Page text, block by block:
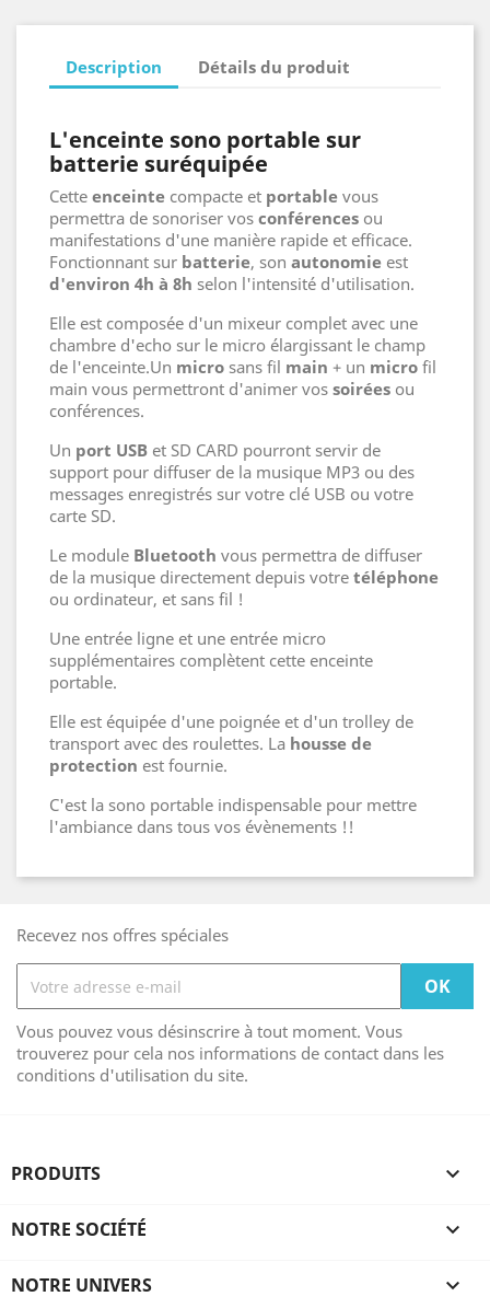
Description Détails du produit
L'enceinte sono portable sur
batterie suréquipée
Cette enceinte compacte et portable vous
permettra de sonoriser vos conférences ou
manifestations d'une manière rapide et efficace.
Fonctionnant sur batterie, son autonomie est
d'environ 4h à 8h selon l'intensité d'utilisation.
Elle est composée d'un mixeur complet avec une
chambre d'echo sur le micro élargissant le champ
de l'enceinte.Un micro sans fil main + un micro fil
main vous permettront d'animer vos soirées ou
conférences.
Un port USB et SD CARD pourront servir de
support pour diffuser de la musique MP3 ou des
messages enregistrés sur votre clé USB ou votre
carte SD.
Le module Bluetooth vous permettra de diffuser
de la musique directement depuis votre téléphone
ou ordinateur, et sans fil !
Une entrée ligne et une entrée micro
supplémentaires complètent cette enceinte
portable.
Elle est équipée d'une poignée et d'un trolley de
transport avec des roulettes. La housse de
protection est fournie.
C'est la sono portable indispensable pour mettre
l'ambiance dans tous vos évènements !!
Recevez nos offres spéciales
Vous pouvez vous désinscrire à tout moment. Vous
trouverez pour cela nos informations de contact dans les
conditions d'utilisation du site.
PRODUITS 
NOTRE SOCIÉTÉ 
NOTRE UNIVERS 